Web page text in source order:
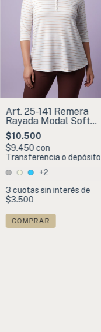
Art. 25-141 Remera
Rayada Modal Soft
Corte Evase
c/Botones
$10.500
$9.450 con
Transferencia o depósito
+2
3 cuotas sin interés de
$3.500
COMPRAR